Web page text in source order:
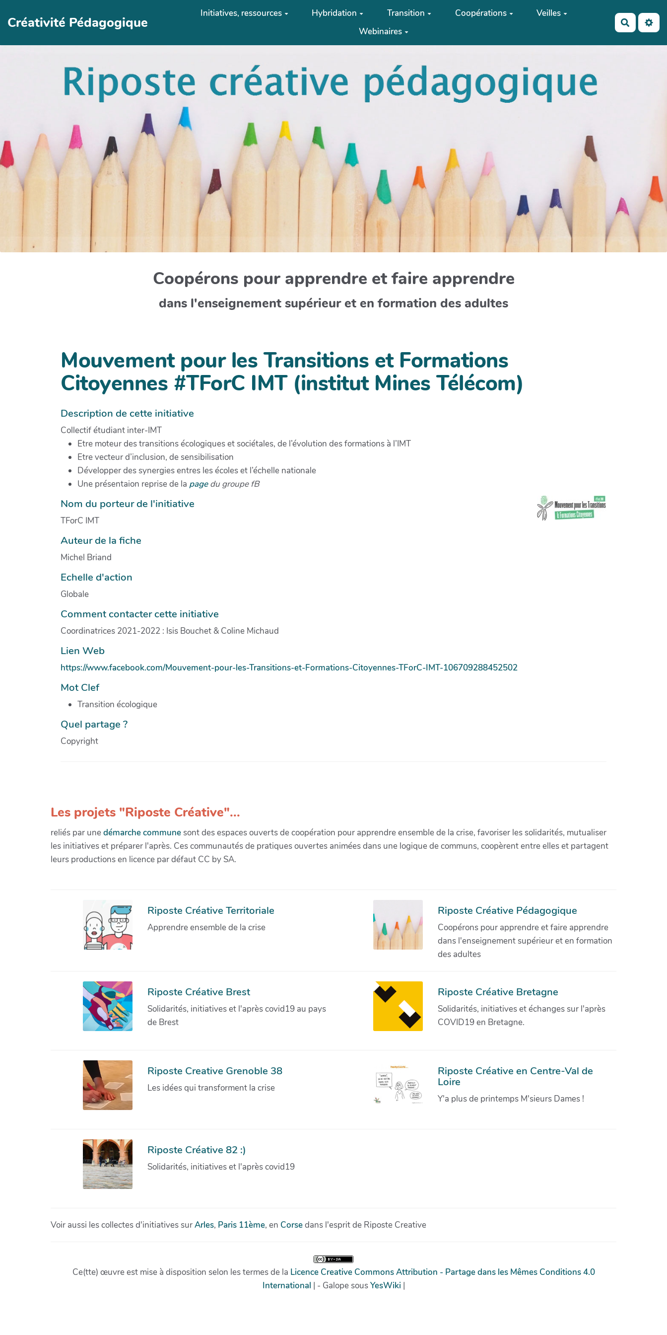
Créativité Pédagogique
Initiatives, ressources Hybridation Transition Coopérations
Veilles
Webinaires
Coopérons pour apprendre et faire apprendre
dans l'enseignement supérieur et en formation des adultes
Mouvement pour les Transitions et Formations
Citoyennes #TForC IMT (institut Mines Télécom)
Description de cette initiative
Collectif étudiant inter-IMT
Etre moteur des transitions écologiques et sociétales, de l’évolution des formations à l’IMT
Etre vecteur d’inclusion, de sensibilisation
Développer des synergies entres les écoles et l’échelle nationale
Une présentaion reprise de la pagedu groupe fB
Nom du porteur de l'initiative
TForC IMT
Auteur de la fiche
Michel Briand
Echelle d'action
Globale
Comment contacter cette initiative
Coordinatrices 2021-2022 : Isis Bouchet & Coline Michaud
Lien Web
https://www.facebook.com/Mouvement-pour-les-Transitions-et-Formations-Citoyennes-TForC-IMT-106709288452502
Mot Clef
Transition écologique
Quel partage ?
Copyright